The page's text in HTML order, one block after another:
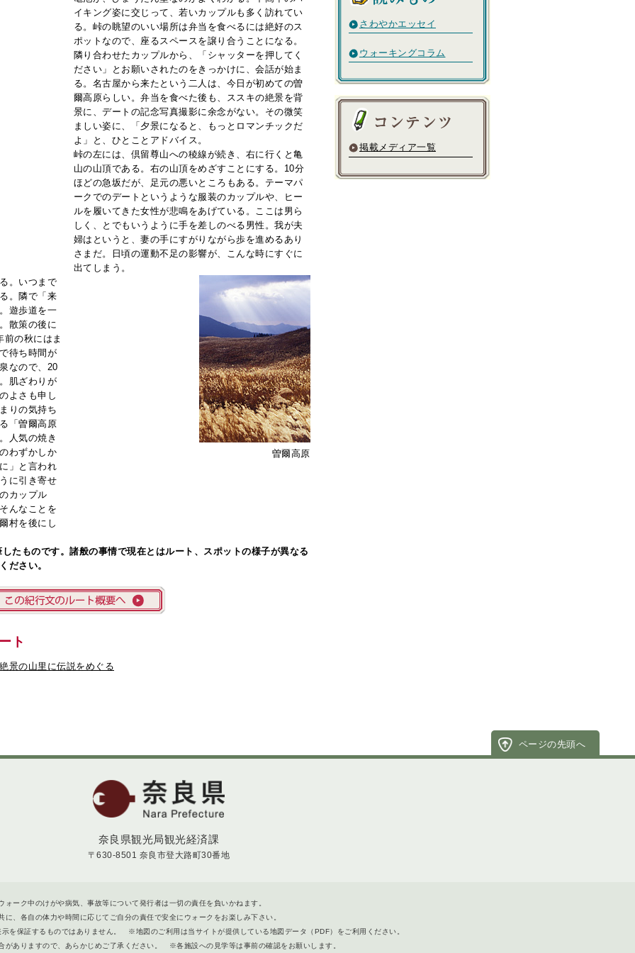
イキング姿に交じって、若いカップルも多く訪れてい
る。峠の眺望のいい場所は弁当を食べるには絶好のス
ポットなので、座るスペースを譲り合うことになる。
隣り合わせたカップルから、「シャッターを押してく
ださい」とお願いされたのをきっかけに、会話が始ま
る。名古屋から来たという二人は、今日が初めての曽
爾高原らしい。弁当を食べた後も、ススキの絶景を背
景に、デートの記念写真撮影に余念がない。その微笑
ましい姿に、「夕景になると、もっとロマンチックだ
よ」と、ひとことアドバイス。
峠の左には、倶留尊山への稜線が続き、右に行くと亀
山の山頂である。右の山頂をめざすことにする。10分
ほどの急坂だが、足元の悪いところもある。テーマパ
ークでのデートというような服装のカップルや、ヒー
ルを履いてきた女性が悲鳴をあげている。ここは男ら
しく、とでもいうように手を差しのべる男性。我が夫
婦はというと、妻の手にすがりながら歩を進めるあり
さまだ。日頃の運動不足の影響が、こんな時にすぐに
出てしまう。
。いつまで
。隣で「来
遊歩道を一
散策の後に
の秋にはま
待ち時間が
なので、20
肌ざわりが
よさも申し
りの気持ち
「曽爾高原
人気の焼き
わずかしか
」と言われ
に引き寄せ
カップル
んなことを
村を後にし
曽爾高原
たものです。諸般の事情で現在とはルート、スポットの様子が異なる
ださい。
ト
景の山里に伝説をめぐる
さわやかエッセイ
ウォーキングコラム
掲載メディア一覧
奈良県
奈良県観光局観光経済課
〒630-8501 奈良市登大路町30番地
ク中のけがや病気、事故等について発行者は一切の責任を負いかねます。
、各自の体力や時間に応じてご自分の責任で安全にウォークをお楽しみ下さい。
を保証するものではありません。 ※地図のご利用は当サイトが提供している地図データ（PDF）をご利用ください。
ありますので、あらかじめご了承ください。 ※各施設への見学等は事前の確認をお願いします。
ページの先頭へ